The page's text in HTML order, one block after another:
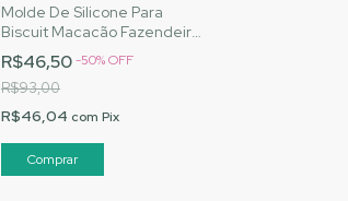
Molde De Silicone Para
Biscuit Macacão Fazendeiro
G - MJ Artesanatos |Cód.
3065
R$46,50-50%OFF
R$93,00
R$46,04 com Pix